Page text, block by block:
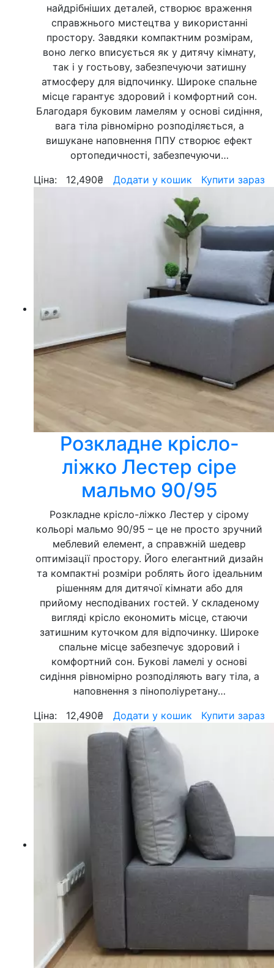
найдрібніших деталей, створює враження
справжнього мистецтва у використанні
простору. Завдяки компактним розмірам,
воно легко вписується як у дитячу кімнату,
так і у гостьову, забезпечуючи затишну
атмосферу для відпочинку. Широке спальне
місце гарантує здоровий і комфортний сон.
Благодаря буковим ламелям у основі сидіння,
вага тіла рівномірно розподіляється, а
вишукане наповнення ППУ створює ефект
ортопедичності, забезпечуючи…
Ціна:
12,490₴ Додати у кошик Купити зараз
Розкладне крісло-
ліжко Лестер сіре
мальмо 90/95
Розкладне крісло-ліжко Лестер у сірому
кольорі мальмо 90/95 – це не просто зручний
меблевий елемент, а справжній шедевр
оптимізації простору. Його елегантний дизайн
та компактні розміри роблять його ідеальним
рішенням для дитячої кімнати або для
прийому несподіваних гостей. У складеному
вигляді крісло економить місце, стаючи
затишним куточком для відпочинку. Широке
спальне місце забезпечує здоровий і
комфортний сон. Букові ламелі у основі
сидіння рівномірно розподіляють вагу тіла, а
наповнення з пінополіуретану…
Ціна:
12,490₴ Додати у кошик Купити зараз